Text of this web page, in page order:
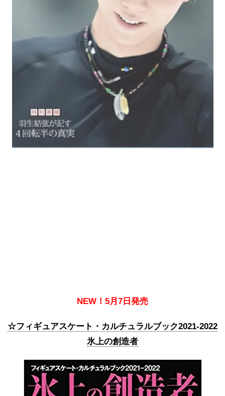
NEW！5月7日発売
☆フィギュアスケート・カルチュラルブック2021-2022
氷上の創造者